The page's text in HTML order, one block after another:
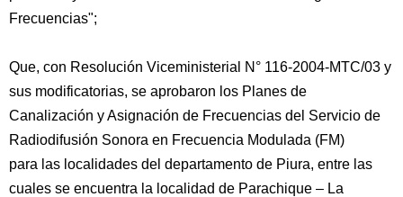
Frecuencias";
Que, con Resolución Viceministerial N° 116-2004-MTC/03 y
sus modificatorias, se aprobaron los Planes de
Canalización y Asignación de Frecuencias del Servicio de
Radiodifusión Sonora en Frecuencia Modulada (FM)
para las localidades del departamento de Piura, entre las
cuales se encuentra la localidad de Parachique – La